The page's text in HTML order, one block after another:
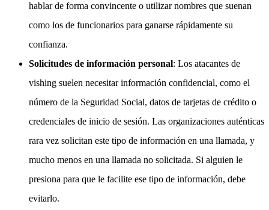
hablar de forma convincente o utilizar nombres que suenan
como los de funcionarios para ganarse rápidamente su
confianza.
Solicitudes de información personal: Los atacantes de
vishing suelen necesitar información confidencial, como el
número de la Seguridad Social, datos de tarjetas de crédito o
credenciales de inicio de sesión. Las organizaciones auténticas
rara vez solicitan este tipo de información en una llamada, y
mucho menos en una llamada no solicitada. Si alguien le
presiona para que le facilite ese tipo de información, debe
evitarlo.